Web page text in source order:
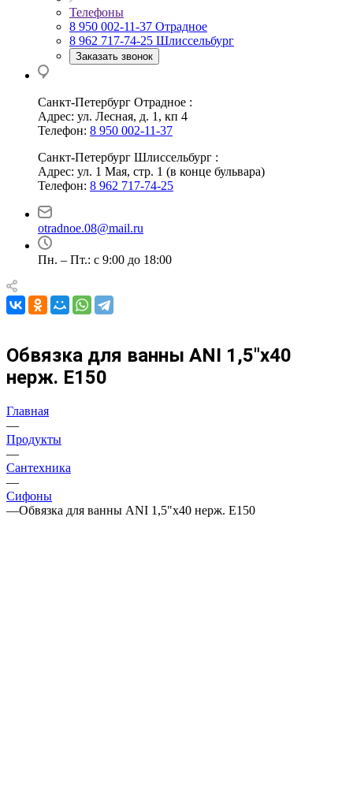
Телефоны
8 950 002-11-37 Отрадное
8 962 717-74-25 Шлиссельбург
Заказать звонок
Санкт-Петербург Отрадное :
Адрес: ул. Лесная, д. 1, кп 4
Телефон: 8 950 002-11-37
Санкт-Петербург Шлиссельбург :
Адрес: ул. 1 Мая, стр. 1 (в конце бульвара)
Телефон: 8 962 717-74-25
otradnoe.08@mail.ru
Пн. – Пт.: с 9:00 до 18:00
Обвязка для ванны ANI 1,5"х40
нерж. Е150
Главная
—
Продукты
—
Сантехника
—
Сифоны
—Обвязка для ванны ANI 1,5"х40 нерж. Е150